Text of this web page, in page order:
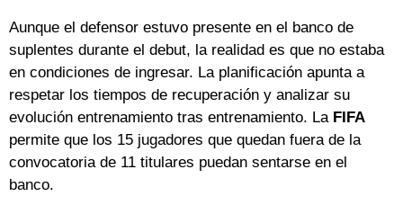
Aunque el defensor estuvo presente en el banco de
suplentes durante el debut, la realidad es que no estaba
en condiciones de ingresar. La planificación apunta a
respetar los tiempos de recuperación y analizar su
evolución entrenamiento tras entrenamiento. La FIFA
permite que los 15 jugadores que quedan fuera de la
convocatoria de 11 titulares puedan sentarse en el
banco.